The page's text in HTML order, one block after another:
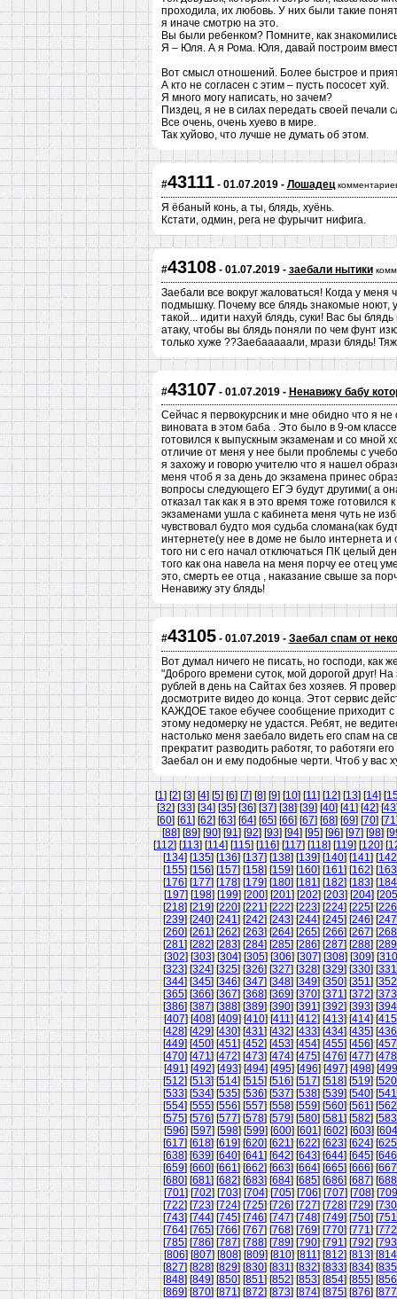
проходила, их любовь. У них были такие
я иначе смотрю на это.
Вы были ребенком? Помните, как
Я – Юля. А я Рома. Юля, давай построим
Вот смысл отношений. Более быстрое и
А кто не согласен с этим – пусть пососет хуй.
Я много могу написать, но зачем?
Пиздец, я не в силах передать своей печали
Все очень, очень хуево в мире.
Так хуйово, что лучше не думать об этом.
#43111- 01.07.2019 - Лошадец
Я ёбаный конь, а ты, блядь, хуёнь.
Кстати, одмин, рега не фурычит нифига.
#43108- 01.07.2019 - заебали нытики
Заебали все вокруг жаловаться! Когда у меня
подмышку. Почему все блядь знакомые ноют,
такой... идити нахуй блядь, суки! Вас бы
атаку, чтобы вы блядь поняли по чем фунт
только хуже ??Заебааааали, мрази блядь!
#43107 - 01.07.2019 - Ненавижу бабу
Сейчас я первокурсник и мне обидно что я
виновата в этом баба . Это было в 9-ом
готовился к выпускным экзаменам и со мной
отличие от меня у нее были проблемы с
я захожу и говорю учителю что я нашел
меня чтоб я за день до экзамена принес
вопросы следующего ЕГЭ будут другими( а
отказал так как я в это время тоже
экзаменами ушла с кабинета меня чуть не
чувствовал будто моя судьба сломана(как
интернете(у нее в доме не было интернета
того ни с его начал отключаться ПК целый
того как она навела на меня порчу ее отец
это, смерть ее отца , наказание свыше за
Ненавижу эту блядь!
#43105- 01.07.2019 - Заебал спам от
Вот думал ничего не писать, но господи, как
"Доброго времени суток, мой дорогой друг!
рублей в день на Сайтах без хозяев. Я
досмотрите видео до конца. Этот сервис
КАЖДОЕ такое ебучее сообщение приходит с
этому недомерку не удастся. Ребят, не
настолько меня заебало видеть его спам на
прекратит разводить работяг, то работяги
Заебал он и ему подобные черти. Чтоб у вас
[1] [2] [3] [4] [5] [6] [7] [8] [9] [10] [11] [12] [13] [14] [
[32] [33] [34] [35] [36] [37] [38] [39] [40] [41] [42] [43
[60] [61] [62] [63] [64] [65] [66] [67] [68] [69] [70] [71
[88] [89] [90] [91] [92] [93] [94] [95] [96] [97] [98] [
[112] [113] [114] [115] [116] [117] [118] [119] [120] [
[134] [135] [136] [137] [138] [139] [140] [141] [142
[155] [156] [157] [158] [159] [160] [161] [162] [163
[176] [177] [178] [179] [180] [181] [182] [183] [184
[197] [198] [199] [200] [201] [202] [203] [204] [205
[218] [219] [220] [221] [222] [223] [224] [225] [226
[239] [240] [241] [242] [243] [244] [245] [246] [247
[260] [261] [262] [263] [264] [265] [266] [267] [268
[281] [282] [283] [284] [285] [286] [287] [288] [289
[302] [303] [304] [305] [306] [307] [308] [309] [310
[323] [324] [325] [326] [327] [328] [329] [330] [331
[344] [345] [346] [347] [348] [349] [350] [351] [352
[365] [366] [367] [368] [369] [370] [371] [372] [373
[386] [387] [388] [389] [390] [391] [392] [393] [394
[407] [408] [409] [410] [411] [412] [413] [414] [415
[428] [429] [430] [431] [432] [433] [434] [435] [436
[449] [450] [451] [452] [453] [454] [455] [456] [457
[470] [471] [472] [473] [474] [475] [476] [477] [478
[491] [492] [493] [494] [495] [496] [497] [498] [499
[512] [513] [514] [515] [516] [517] [518] [519] [520
[533] [534] [535] [536] [537] [538] [539] [540] [541
[554] [555] [556] [557] [558] [559] [560] [561] [562
[575] [576] [577] [578] [579] [580] [581] [582] [583
[596] [597] [598] [599] [600] [601] [602] [603] [604
[617] [618] [619] [620] [621] [622] [623] [624] [625
[638] [639] [640] [641] [642] [643] [644] [645] [646
[659] [660] [661] [662] [663] [664] [665] [666] [667
[680] [681] [682] [683] [684] [685] [686] [687] [688
[701] [702] [703] [704] [705] [706] [707] [708] [709
[722] [723] [724] [725] [726] [727] [728] [729] [730
[743] [744] [745] [746] [747] [748] [749] [750] [751
[764] [765] [766] [767] [768] [769] [770] [771] [772
[785] [786] [787] [788] [789] [790] [791] [792] [793
[806] [807] [808] [809] [810] [811] [812] [813] [814
[827] [828] [829] [830] [831] [832] [833] [834] [835
[848] [849] [850] [851] [852] [853] [854] [855] [856
[869] [870] [871] [872] [873] [874] [875] [876] [877